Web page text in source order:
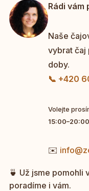
Rádi vám
Naše
vybrat čaj
doby.
📞 +420
Volejte
15:00–20:00
✉️
🍵 Už jsme pomohli
poradíme i vám.